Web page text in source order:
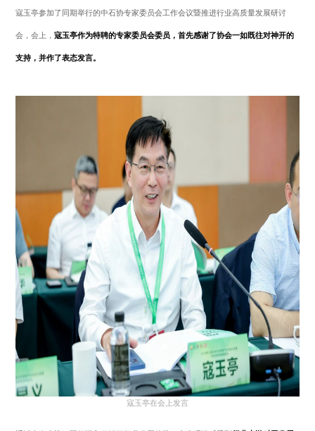
寇玉亭参加了同期举行的中石协专家委员会工作会议暨推进行业高质量发展研讨
会，会上，寇玉亭作为特聘的专家委员会委员，首先感谢了协会一如既往对神开的
支持，并作了表态发言。
寇玉亭在会上发言